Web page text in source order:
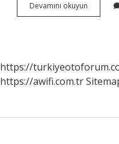
Devamını okuyun
Türkçede
https://
https://awifi.com.tr